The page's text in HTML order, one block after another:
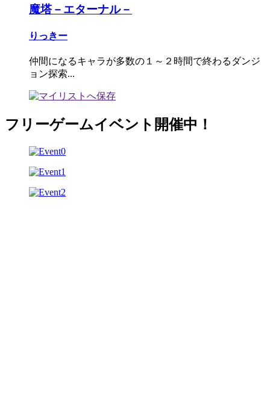
魔塔－エターナル－
りっきー
仲間になるキャラが多数の１～２時間で終わるダンジ
ョン探索...
フリーゲームイベント開催中！